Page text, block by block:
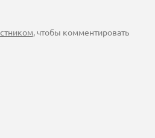
, чтобы комментировать